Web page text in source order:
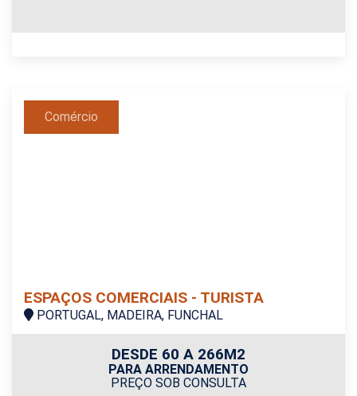
Comércio
ESPAÇOS COMERCIAIS - TURISTA
PORTUGAL, MADEIRA, FUNCHAL
DESDE 60 A 266M2
PARA ARRENDAMENTO
PREÇO SOB CONSULTA